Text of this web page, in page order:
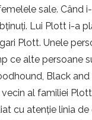
sale. Când
Lui Plott i-a
Plott. Unele
ce alte persoane
Black
vecin al familiei
cu atenție linia